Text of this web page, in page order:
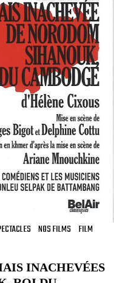
NOS FILMS FILM
INACHEVÉES